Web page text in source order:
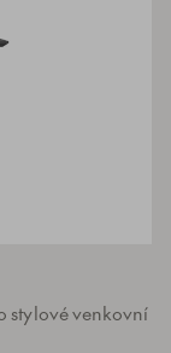
stylové venkovní